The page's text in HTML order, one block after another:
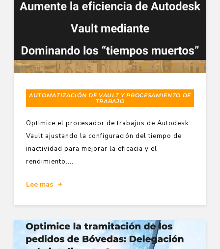
AUTOMATIZACIÓN DE VAULT Y PROCESAMIENTO DE
TRABAJO
Optimice el procesador de trabajos de Autodesk
Vault ajustando la configuración del tiempo de
inactividad para mejorar la eficacia y el
rendimiento....
Lee mas